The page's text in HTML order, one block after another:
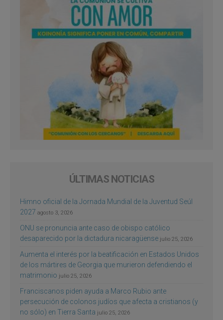
ÚLTIMAS NOTICIAS
Himno oficial de la Jornada Mundial de la Juventud Seúl
2027 agosto 3, 2026
ONU se pronuncia ante caso de obispo católico
desaparecido por la dictadura nicaragüense julio 25, 2026
Aumenta el interés por la beatificación en Estados Unidos
de los mártires de Georgia que murieron defendiendo el
matrimonio julio 25, 2026
Franciscanos piden ayuda a Marco Rubio ante
persecución de colonos judíos que afecta a cristianos (y
no sólo) en Tierra Santa julio 25, 2026